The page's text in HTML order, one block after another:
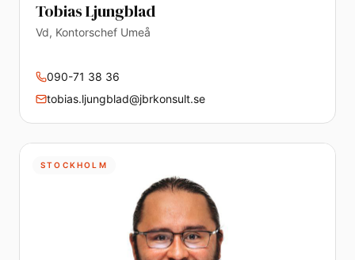
Tobias Ljungblad
Vd, Kontorschef Umeå
090-71 38 36
tobias.ljungblad@jbrkonsult.se
STOCKHOLM